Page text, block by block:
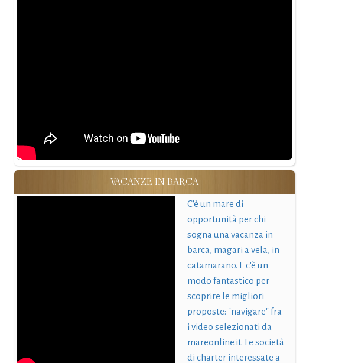
VACANZE IN BARCA
C'è un mare di
opportunità per chi
sogna una vacanza in
barca, magari a vela, in
catamarano. E c'è un
modo fantastico per
scoprire le migliori
proposte: "navigare" fra
i video selezionati da
mareonline.it. Le società
di charter interessate a